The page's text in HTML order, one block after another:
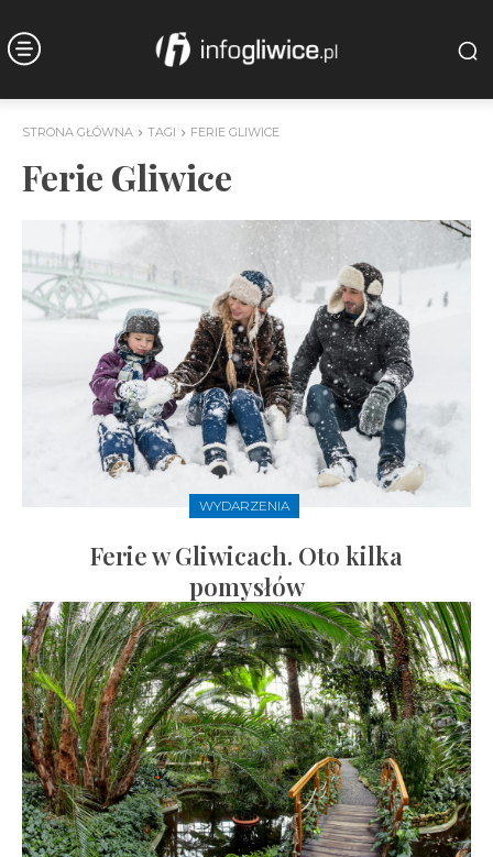
STRONA GŁÓWNA TAGI FERIE GLIWICE
Ferie Gliwice
WYDARZENIA
Ferie w Gliwicach. Oto kilka
pomysłów